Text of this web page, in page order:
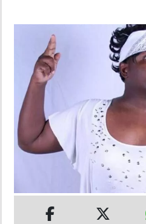
DEPORTES
MUNDO
INSÓLITAS
IMPRESO